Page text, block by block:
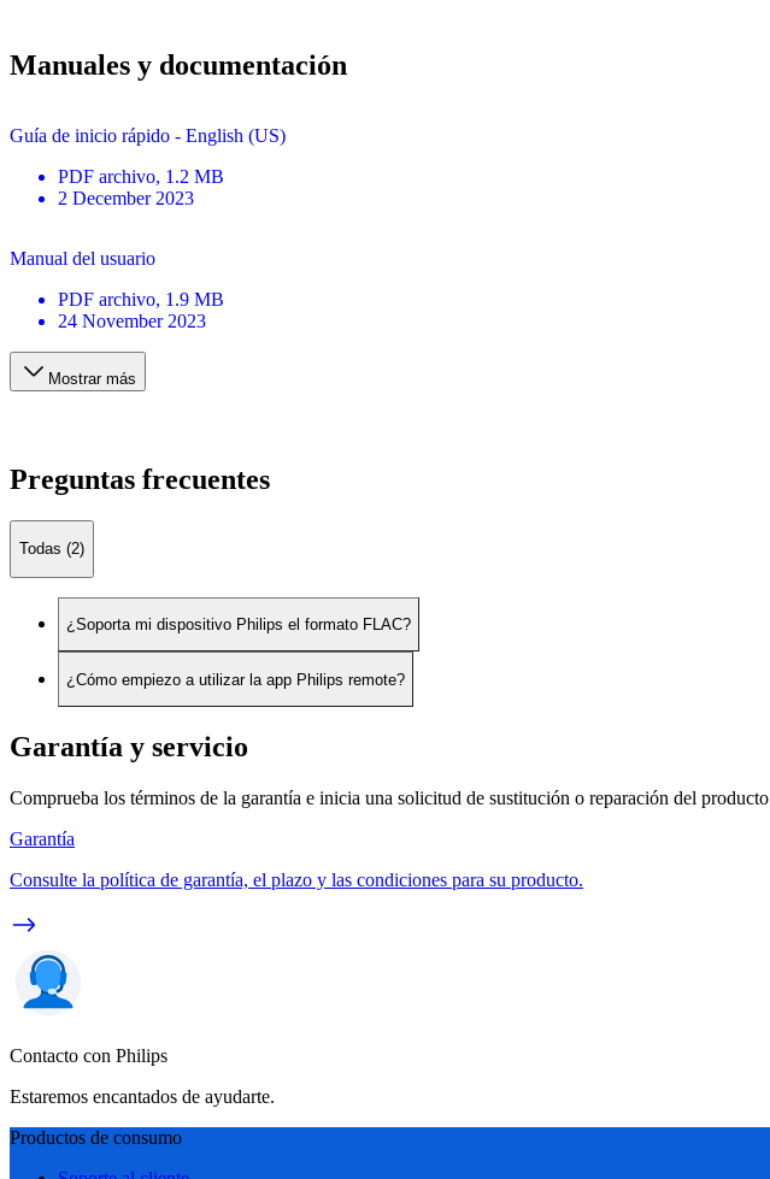
Manuales y documentación
Guía de inicio rápido - English (US)
PDF archivo, 1.2 MB
2 December 2023
Manual del usuario
PDF archivo, 1.9 MB
24 November 2023
Mostrar más
Preguntas frecuentes
Todas (2)
¿Soporta mi dispositivo Philips el formato FLAC?
¿Cómo empiezo a utilizar la app Philips remote?
Garantía y servicio
Comprueba los términos de la garantía e inicia una solicitud de sustitución o reparación del producto
Garantía
Consulte la política de garantía, el plazo y las condiciones para su producto.
Contacto con Philips
Estaremos encantados de ayudarte.
Productos de consumo